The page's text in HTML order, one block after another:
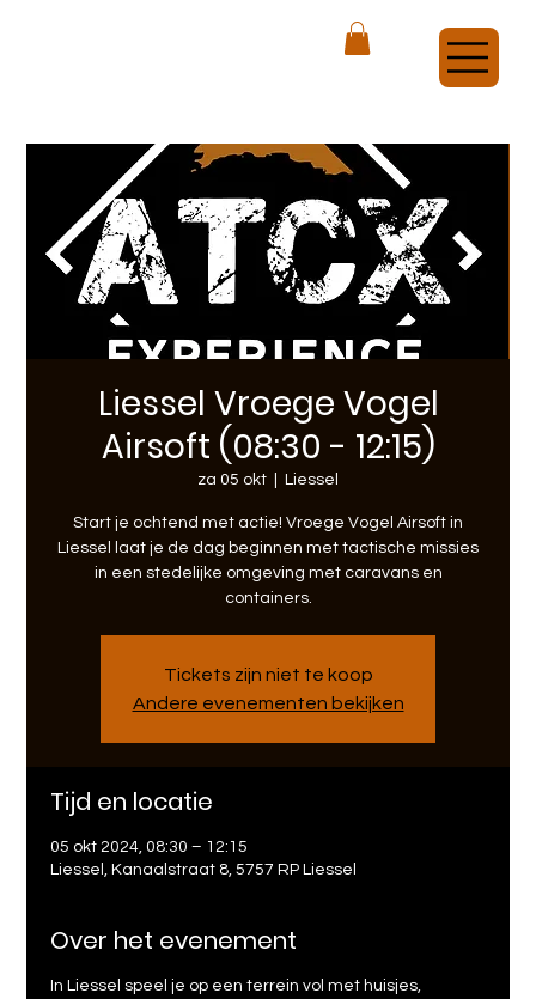
Liessel Vroege Vogel
Airsoft (08:30 - 12:15)
za 05 okt Liessel
Start je ochtend met actie! Vroege Vogel Airsoft in
Liessel laat je de dag beginnen met tactische missies
in een stedelijke omgeving met caravans en
containers.
Tickets zijn niet te koop
Andere evenementen bekijken
Tijd en locatie
05 okt 2024, 08:30 – 12:15
Liessel, Kanaalstraat 8, 5757 RP Liessel
Over het evenement
In Liessel speel je op een terrein vol met huisjes,